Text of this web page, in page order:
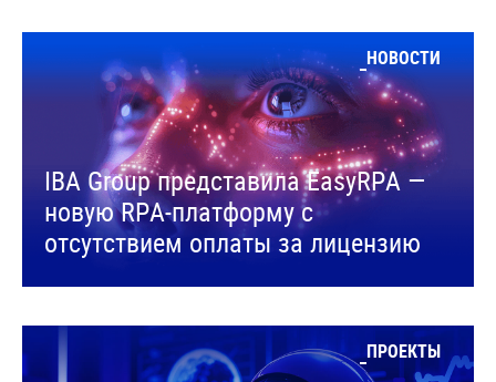
НОВОСТИ
IBA Group представила EasyRPA —
новую RPA-платформу с
отсутствием оплаты за лицензию
ПРОЕКТЫ